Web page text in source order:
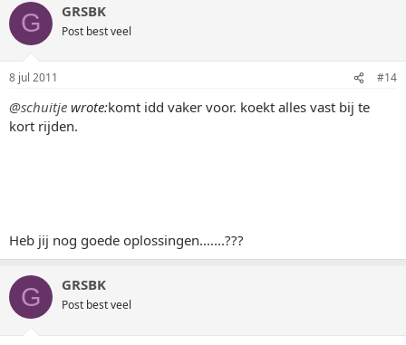
G GRSBK
Post best veel
8 jul 2011 #14
@schuitje wrote:komt idd vaker voor. koekt alles vast bij te
kort rijden.
Heb jij nog goede oplossingen.......???
G GRSBK
Post best veel